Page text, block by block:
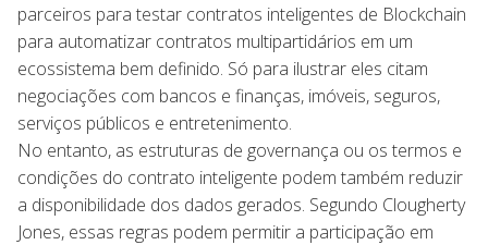
parceiros para testar contratos inteligentes de Blockchain
para automatizar contratos multipartidários em um
ecossistema bem definido. Só para ilustrar eles citam
negociações com bancos e finanças, imóveis, seguros,
serviços públicos e entretenimento.
No entanto, as estruturas de governança ou os termos e
condições do contrato inteligente podem também reduzir
a disponibilidade dos dados gerados. Segundo Clougherty
Jones, essas regras podem permitir a participação em